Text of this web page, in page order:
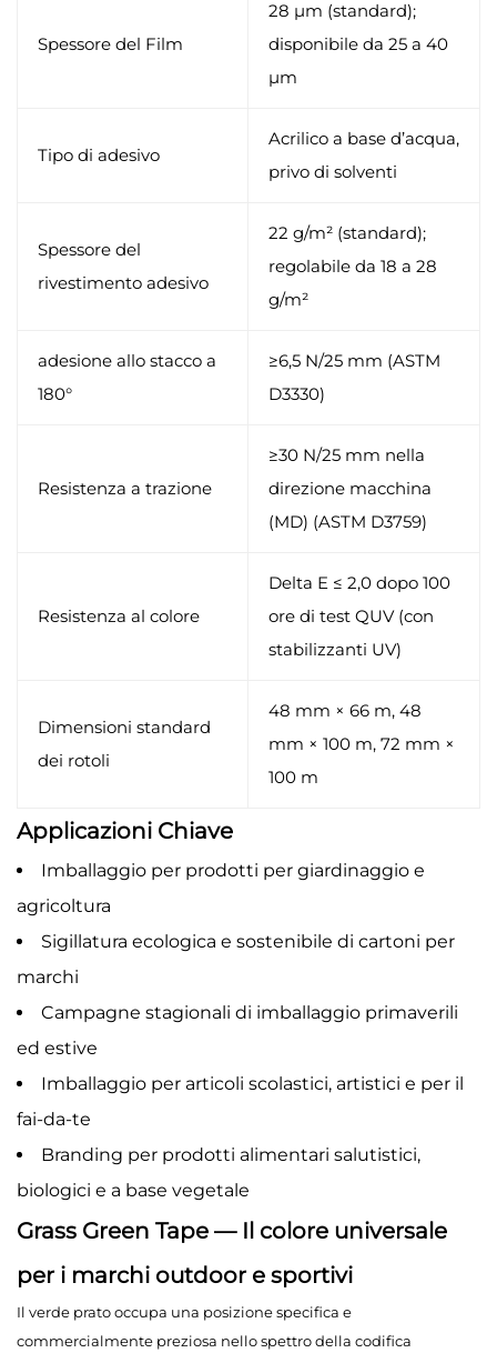
Spessore del Film
28 µm (standard);
disponibile da 25 a 40
µm
Tipo di adesivo
Acrilico a base d’acqua,
privo di solventi
Spessore del
rivestimento adesivo
22 g/m² (standard);
regolabile da 18 a 28
g/m²
adesione allo stacco a
180°
≥6,5 N/25 mm (ASTM
D3330)
Resistenza a trazione
≥30 N/25 mm nella
direzione macchina
(MD) (ASTM D3759)
Resistenza al colore
Delta E ≤ 2,0 dopo 100
ore di test QUV (con
stabilizzanti UV)
Dimensioni standard
dei rotoli
48 mm × 66 m, 48
mm × 100 m, 72 mm ×
100 m
Applicazioni Chiave
Imballaggio per prodotti per giardinaggio e
agricoltura
Sigillatura ecologica e sostenibile di cartoni per
marchi
Campagne stagionali di imballaggio primaverili
ed estive
Imballaggio per articoli scolastici, artistici e per il
fai-da-te
Branding per prodotti alimentari salutistici,
biologici e a base vegetale
Grass Green Tape — Il colore universale
per i marchi outdoor e sportivi
Il verde prato occupa una posizione specifica e
commercialmente preziosa nello spettro della codifica